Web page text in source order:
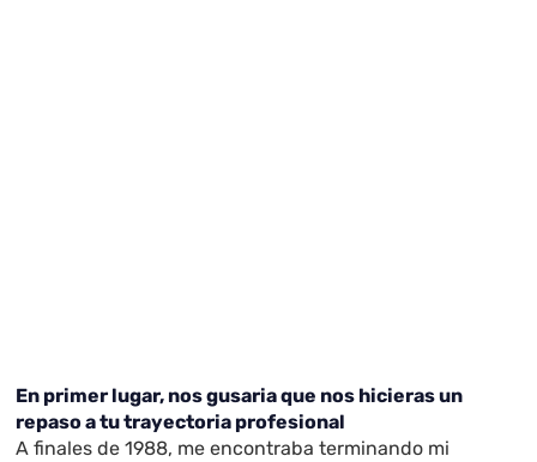
En primer lugar, nos gusaria que nos hicieras un
repaso a tu trayectoria profesional
A finales de 1988, me encontraba terminando mi